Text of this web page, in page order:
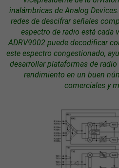
inalámbricas de Analog
redes de descifrar señales
espectro de radio está cada
ADRV9002 puede decodificar
este espectro congestionado,
desarrollarplataformas de radio
rendimiento en un buen
comerciales y